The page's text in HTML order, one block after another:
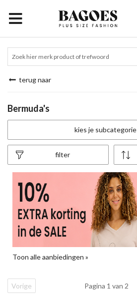
terug naar
Bermuda's
kies je subcategorie
filter
Toon alle aanbiedingen »
Vorige Pagina 1 van 2